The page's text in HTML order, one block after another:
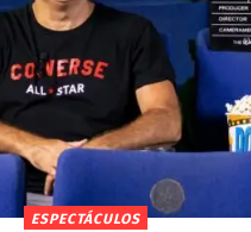
ESPECTÁCULOS